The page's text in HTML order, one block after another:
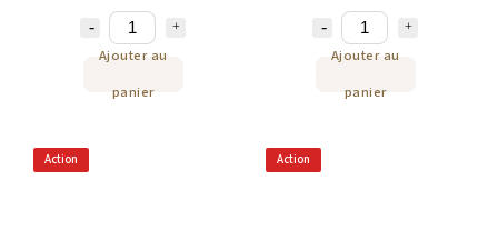
Ajouter au
panier
Ajouter au
panier
Action Action